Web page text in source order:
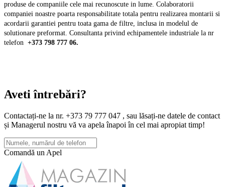
produse de companiile cele mai recunoscute in lume. Colaboratorii
companiei noastre poarta responsabilitate totala pentru realizarea montarii si
acordarii garantiei pentru toata gama de filtre, inclusa in modelul de
solutionare preformat. Consultanta privind echipamentele industriale la nr
telefon +373 798 777 06.
Aveti întrebări?
Contactați-ne la nr. +373 79 777 047 , sau lăsați-ne datele de contact
și Managerul nostru vă va apela înapoi în cel mai apropiat timp!
Comandă un Apel